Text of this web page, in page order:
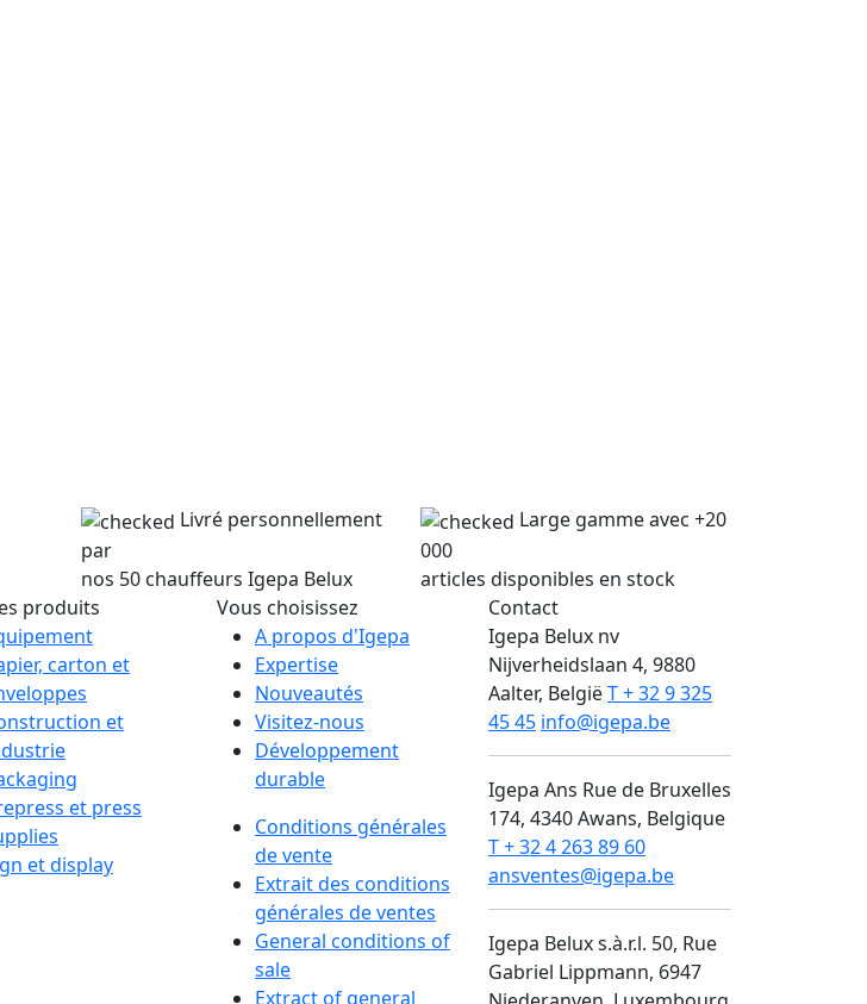
Livré personnellement
par
nos 50 chauffeurs Igepa Belux
Large gamme avec +20
000
articles disponibles en stock
produits
carton et
et
et press
et display
Vous choisissez
A propos d'Igepa
Expertise
Nouveautés
Visitez-nous
Développement
durable
Conditions générales
de vente
Extrait des conditions
générales de ventes
General conditions of
sale
Extract of general
Contact
Igepa Belux nv
Nijverheidslaan 4, 9880
Aalter, BelgiëT + 32 9 325
45 45 info@igepa.be
Igepa Ans Rue de Bruxelles
174, 4340 Awans, Belgique
T + 32 4 263 89 60
ansventes@igepa.be
Igepa Belux s.à.r.l. 50, Rue
Gabriel Lippmann, 6947